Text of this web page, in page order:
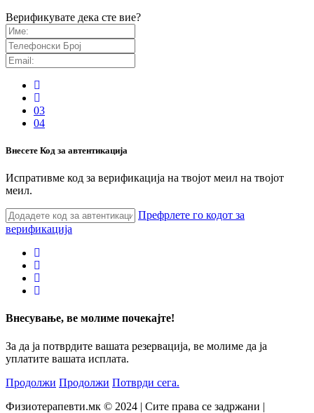
Верификувате дека сте вие?
03
04
Внесете Код за автентикација
Испративме код за верификација на твојот меил на твојот
меил.
Префрлете го кодот за
верификација
Внесување, ве молиме почекајте!
За да ја потврдите вашата резервација, ве молиме да ја
уплатите вашата исплата.
Продолжи Продолжи Потврди сега.
Физиотерапевти.мк © 2024 | Сите права се задржани |